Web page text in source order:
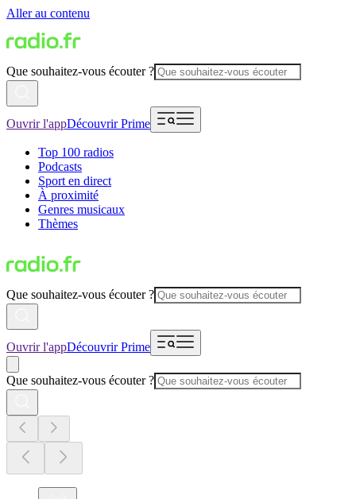
Aller au contenu
Que souhaitez-vous écouter ?
Ouvrir l'appDécouvrir Prime
Top 100 radios
Podcasts
Sport en direct
À proximité
Genres musicaux
Thèmes
Que souhaitez-vous écouter ?
Ouvrir l'appDécouvrir Prime
Que souhaitez-vous écouter ?